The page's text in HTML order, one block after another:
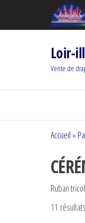
Loir-
Vente de
Accueil »
Ruban
11